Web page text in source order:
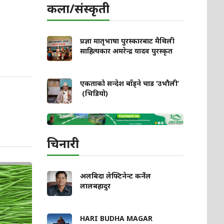
कला/संस्कृती
प्रज्ञा मातृभाषा पुरस्कारबाट मैथिली
साहित्यकार अमरेन्द्र यादव पुरस्कृत
एकताको सन्देश बाँड्ने चाड ‘उभौली’
(भिडियो)
चिनारी
अलबिदा लेफ्टिनेन्ट कर्नेल
लालबहादुर
HARI BUDHA MAGAR